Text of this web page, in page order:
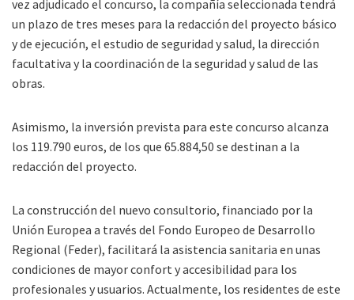
vez adjudicado el concurso, la compañía seleccionada tendrá
un plazo de tres meses para la redacción del proyecto básico
y de ejecución, el estudio de seguridad y salud, la dirección
facultativa y la coordinación de la seguridad y salud de las
obras.
Asimismo, la inversión prevista para este concurso alcanza
los 119.790 euros, de los que 65.884,50 se destinan a la
redacción del proyecto.
La construcción del nuevo consultorio, financiado por la
Unión Europea a través del Fondo Europeo de Desarrollo
Regional (Feder), facilitará la asistencia sanitaria en unas
condiciones de mayor confort y accesibilidad para los
profesionales y usuarios. Actualmente, los residentes de este